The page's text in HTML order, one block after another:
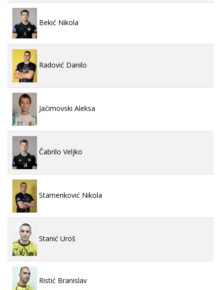
Bekić Nikola
Radović Danilo
Jaćimovski Aleksa
Čabrilo Veljko
Stamenković Nikola
Stanić Uroš
Ristić Branislav